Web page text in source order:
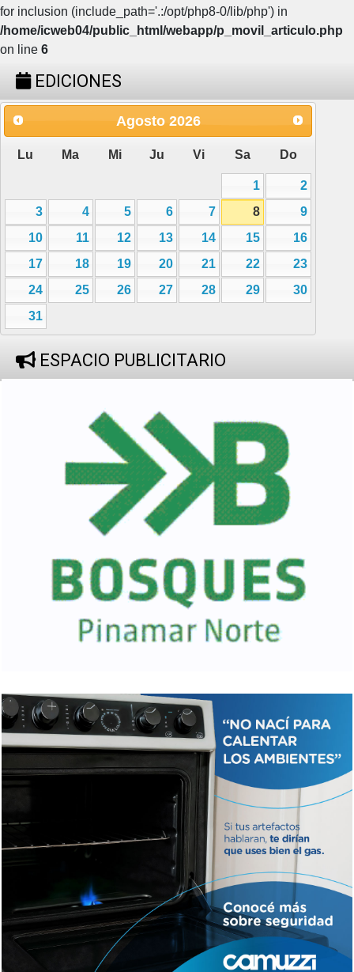
for inclusion (include_path='.:/opt/php8-0/lib/php') in
/home/icweb04/public_html/webapp/p_movil_articulo.php
on line 6
EDICIONES
Agosto 2026
Lu Ma Mi Ju Vi Sa Do
1
2
3
4 5 6 7 8
9
10
11 12 13 14 15
16
17
18 19 20 21 22
23
24
25 26 27 28 29
30
31
ESPACIO PUBLICITARIO